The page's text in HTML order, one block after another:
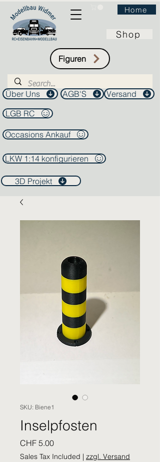
Home
Shop
Figuren
Über Uns AGB'S
Versand
LGB RC
Occasions Ankauf
LKW 1:14 konfigurieren
3D Projekt
SKU: Biene1
Inselpfosten
CHF 5.00Price
Sales Tax Included | zzgl. Versand